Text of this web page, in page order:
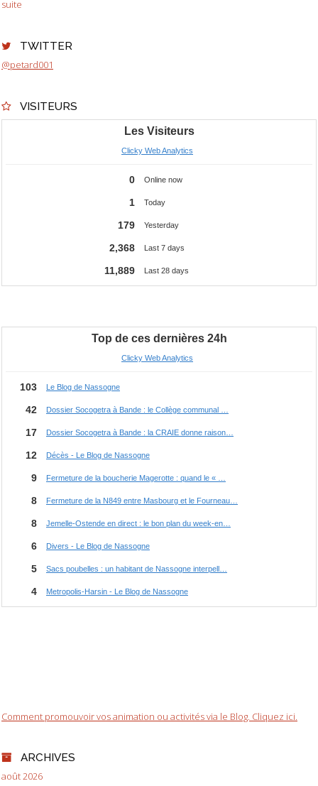
suite
TWITTER
@petard001
VISITEURS
Comment promouvoir vos animation ou activités via le Blog. Cliquez ici.
ARCHIVES
août 2026